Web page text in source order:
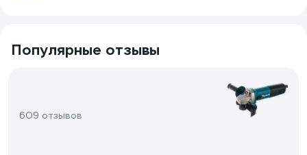
Популярные отзывы
609 отзывов